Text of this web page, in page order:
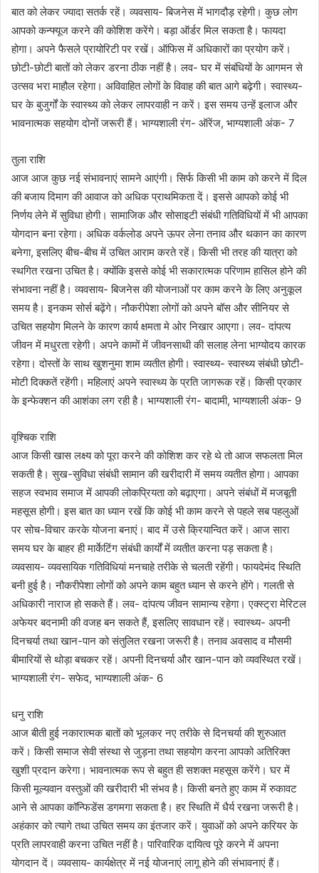
बात को लेकर ज्यादा सतर्क रहें। व्यवसाय- बिजनेस में भागदौड़ रहेगी। कुछ लोग
आपको कन्फ्यूज करने की कोशिश करेंगे। बड़ा ऑर्डर मिल सकता है। फायदा
होगा। अपने फैसले प्रायोरिटी पर रखें। ऑफिस में अधिकारों का प्रयोग करें।
छोटी-छोटी बातों को लेकर डरना ठीक नहीं है। लव- घर में संबंधियों के आगमन से
उत्सव भरा माहौल रहेगा। अविवाहित लोगों के विवाह की बात आगे बढ़ेगी। स्वास्थ्य-
घर के बुजुर्गों के स्वास्थ्य को लेकर लापरवाही न करें। इस समय उन्हें इलाज और
भावनात्मक सहयोग दोनों जरूरी हैं। भाग्यशाली रंग- ऑरेंज, भाग्यशाली अंक- 7
तुला राशि
आज आज कुछ नई संभावनाएं सामने आएंगी। सिर्फ किसी भी काम को करने में दिल
की बजाय दिमाग की आवाज को अधिक प्राथमिकता दें। इससे आपको कोई भी
निर्णय लेने में सुविधा होगी। सामाजिक और सोसाइटी संबंधी गतिविधियों में भी आपका
योगदान बना रहेगा। अधिक वर्कलोड अपने ऊपर लेना तनाव और थकान का कारण
बनेगा, इसलिए बीच-बीच में उचित आराम करते रहें। किसी भी तरह की यात्रा को
स्थगित रखना उचित है। क्योंकि इससे कोई भी सकारात्मक परिणाम हासिल होने की
संभावना नहीं है। व्यवसाय- बिजनेस की योजनाओं पर काम करने के लिए अनुकूल
समय है। इनकम सोर्स बढ़ेंगे। नौकरीपेशा लोगों को अपने बॉस और सीनियर से
उचित सहयोग मिलने के कारण कार्य क्षमता मे ओर निखार आएगा। लव- दांपत्य
जीवन में मधुरता रहेगी। अपने कामों में जीवनसाथी की सलाह लेना भाग्योदय कारक
रहेगा। दोस्तों के साथ खुशनुमा शाम व्यतीत होगी। स्वास्थ्य- स्वास्थ्य संबंधी छोटी-
मोटी दिक्कतें रहेंगी। महिलाएं अपने स्वास्थ्य के प्रति जागरूक रहें। किसी प्रकार
के इन्फेक्शन की आशंका लग रही है। भाग्यशाली रंग- बादामी, भाग्यशाली अंक- 9
वृश्चिक राशि
आज किसी खास लक्ष्य को पूरा करने की कोशिश कर रहे थे तो आज सफलता मिल
सकती है। सुख-सुविधा संबंधी सामान की खरीदारी में समय व्यतीत होगा। आपका
सहज स्वभाव समाज में आपकी लोकप्रियता को बढ़ाएगा। अपने संबंधों में मजबूती
महसूस होगी। इस बात का ध्यान रखें कि कोई भी काम करने से पहले सब पहलुओं
पर सोच-विचार करके योजना बनाएं। बाद में उसे क्रियान्वित करें। आज सारा
समय घर के बाहर ही मार्केटिंग संबंधी कार्यों में व्यतीत करना पड़ सकता है।
व्यवसाय- व्यवसायिक गतिविधियां मनचाहे तरीके से चलती रहेंगी। फायदेमंद स्थिति
बनी हुई है। नौकरीपेशा लोगों को अपने काम बहुत ध्यान से करने होंगे। गलती से
अधिकारी नाराज हो सकते हैं। लव- दांपत्य जीवन सामान्य रहेगा। एक्स्ट्रा मेरिटल
अफेयर बदनामी की वजह बन सकते हैं, इसलिए सावधान रहें। स्वास्थ्य- अपनी
दिनचर्या तथा खान-पान को संतुलित रखना जरूरी है। तनाव अवसाद व मौसमी
बीमारियों से थोड़ा बचकर रहें। अपनी दिनचर्या और खान-पान को व्यवस्थित रखें।
भाग्यशाली रंग- सफेद, भाग्यशाली अंक- 6
धनु राशि
आज बीती हुई नकारात्मक बातों को भूलकर नए तरीके से दिनचर्या की शुरुआत
करें। किसी समाज सेवी संस्था से जुड़ना तथा सहयोग करना आपको अतिरिक्त
खुशी प्रदान करेगा। भावनात्मक रूप से बहुत ही सशक्त महसूस करेंगे। घर में
किसी मूल्यवान वस्तुओं की खरीदारी भी संभव है। किसी बनते हुए काम में रुकावट
आने से आपका कॉन्फिडेंस डगमगा सकता है। हर स्थिति में धैर्य रखना जरूरी है।
अहंकार को त्यागे तथा उचित समय का इंतजार करें। युवाओं को अपने करियर के
प्रति लापरवाही करना उचित नहीं है। पारिवारिक दायित्व पूरे करने में अपना
योगदान दें। व्यवसाय- कार्यक्षेत्र में नई योजनाएं लागू होने की संभावनाएं हैं।